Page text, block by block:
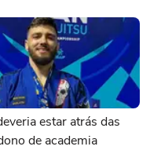
estar atrás das
de academia